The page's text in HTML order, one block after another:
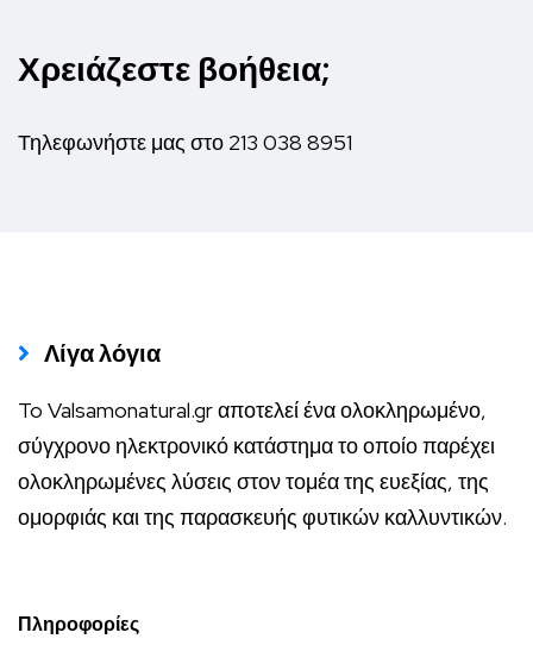
Χρειάζεστε βοήθεια;
Τηλεφωνήστε μας στο 213 038 8951
Λίγα λόγια
To Valsamonatural.gr αποτελεί ένα ολοκληρωμένο,
σύγχρονο ηλεκτρονικό κατάστημα το οποίο παρέχει
ολοκληρωμένες λύσεις στον τομέα της ευεξίας, της
ομορφιάς και της παρασκευής φυτικών καλλυντικών.
Πληροφορίες